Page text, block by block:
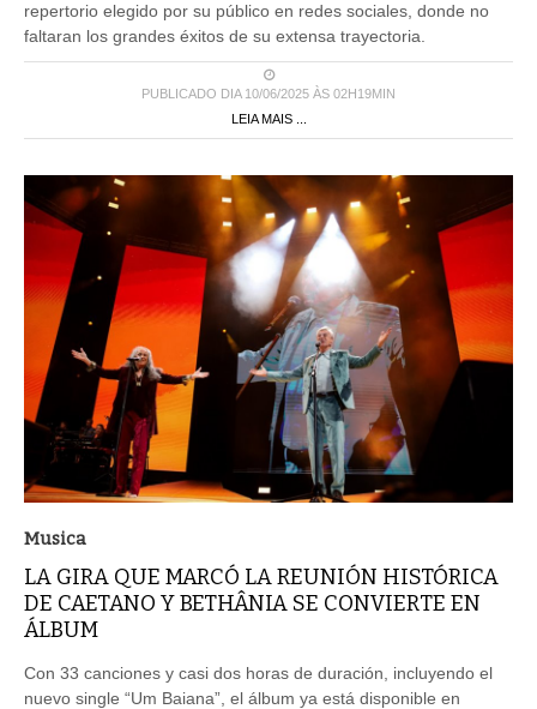
repertorio elegido por su público en redes sociales, donde no
faltaran los grandes éxitos de su extensa trayectoria.
PUBLICADO DIA 10/06/2025 ÀS 02H19MIN
LEIA MAIS ...
Musica
LA GIRA QUE MARCÓ LA REUNIÓN HISTÓRICA
DE CAETANO Y BETHÂNIA SE CONVIERTE EN
ÁLBUM
Con 33 canciones y casi dos horas de duración, incluyendo el
nuevo single “Um Baiana”, el álbum ya está disponible en